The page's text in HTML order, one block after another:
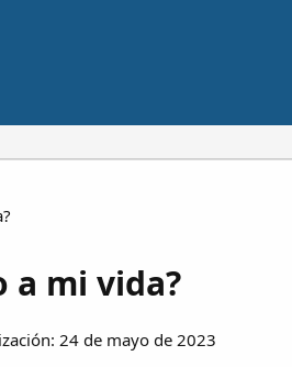
a mi vida?
24 de mayo de 2023